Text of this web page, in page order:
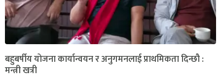
बहुबर्षीय योजना कार्यान्वयन र अनुगमनलाई प्राथमिकता दिन्छौ :
मन्त्री खत्री